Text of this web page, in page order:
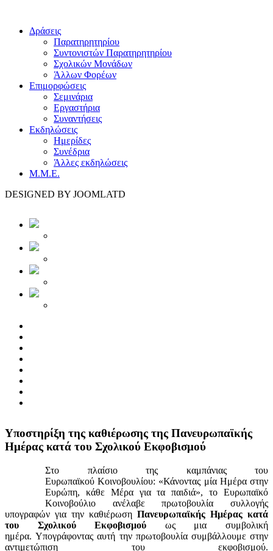
Δράσεις
Παρατηρητηρίου
Συντονιστών Παρατηρητηρίου
Σχολικών Μονάδων
Άλλων Φορέων
Επιμορφώσεις
Σεμινάρια
Εργαστήρια
Συναντήσεις
Εκδηλώσεις
Ημερίδες
Συνέδρια
Άλλες εκδηλώσεις
Μ.Μ.Ε.
DESIGNED BY JOOMLATD
Yποστηρίξη της καθιέρωσης της Πανευρωπαϊκής
Ημέρας κατά του Σχολικού Εκφοβισμού
Στο πλαίσιο της καμπάνιας του
Ευρωπαϊκού Κοινοβουλίου: «Κάνοντας μία Ημέρα στην
Ευρώπη, κάθε Μέρα για τα παιδιά», το Ευρωπαϊκό
Κοινοβούλιο ανέλαβε πρωτοβουλία συλλογής
υπογραφών για την καθιέρωση Πανευρωπαϊκής Ημέρας κατά
του Σχολικού Εκφοβισμού ως μια συμβολική
ημέρα. Υπογράφοντας αυτή την πρωτοβουλία συμβάλλουμε στην
αντιμετώπιση του εκφοβισμού.